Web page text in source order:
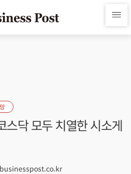
스닥 모두 치열한 시소게